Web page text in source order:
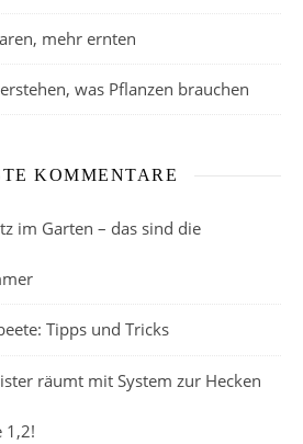
mehr ernten
was Pflanzen brauchen
KOMMENTARE
im Garten – das sind die
Tipps und Tricks
räumt mit System zur Hecken
1,2!